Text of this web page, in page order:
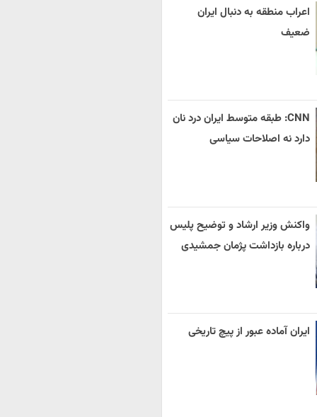
اعراب منطقه به دنبال ایران
ضعیف
CNN: طبقه متوسط ایران درد نان
دارد نه اصلاحات سیاسی
واکنش وزیر ارشاد و توضیح پلیس
درباره بازداشت پژمان جمشیدی
ایران آماده عبور از پیچ تاریخی